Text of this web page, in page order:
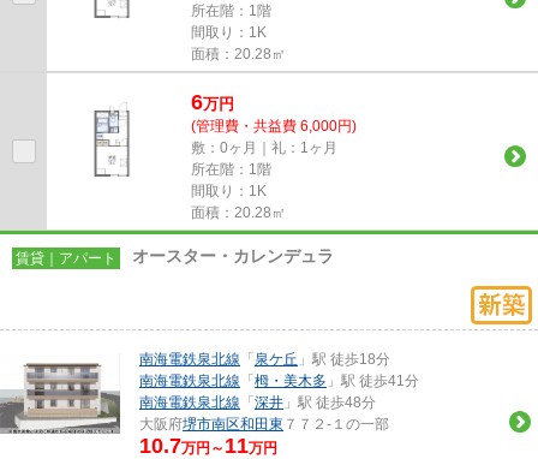
所在階：1階
間取り：1K
面積：20.28㎡
6万円
(管理費・共益費 6,000円)
敷：0ヶ月｜礼：1ヶ月
所在階：1階
間取り：1K
面積：20.28㎡
賃貸｜アパート オースター・カレンデュラ
南海電鉄泉北線 「 泉ケ丘 」駅 徒歩18分
南海電鉄泉北線 「 栂・美木多 」駅 徒歩41分
南海電鉄泉北線 「 深井 」駅 徒歩48分
大阪府堺市南区和田東 ７７２-１の一部
10.7万円～ 11万円